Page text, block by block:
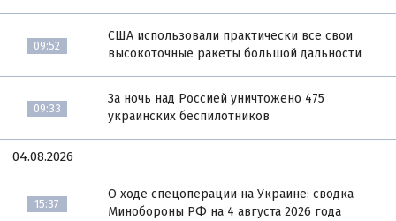
09:52
США использовали практически все свои
высокоточные ракеты большой дальности
09:33
За ночь над Россией уничтожено 475
украинских беспилотников
04.08.2026
15:37
О ходе спецоперации на Украине: сводка
Минобороны РФ на 4 августа 2026 года